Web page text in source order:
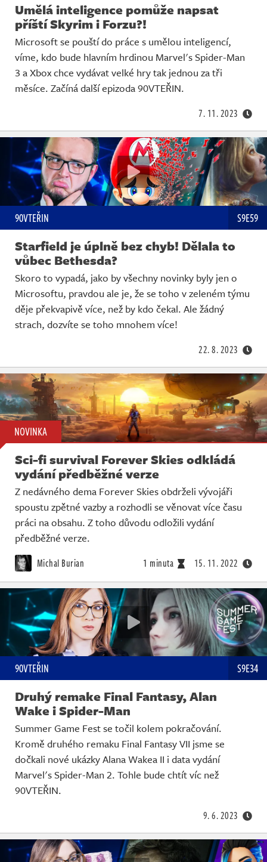
Umělá inteligence pomůže napsat
příští Skyrim i Forzu?!
Microsoft se pouští do práce s umělou inteligencí,
víme, kdo bude hlavním hrdinou Marvel's Spider-Man
3 a Xbox chce vydávat velké hry tak jednou za tři
měsíce. Začíná další epizoda 90VTEŘIN.
7. 11. 2023
90VTEŘIN S9E59
Starfield je úplně bez chyb! Dělala to
vůbec Bethesda?
Skoro to vypadá, jako by všechny novinky byly jen o
Microsoftu, pravdou ale je, že se toho v zeleném týmu
děje překvapivě více, než by kdo čekal. Ale žádný
strach, dozvíte se toho mnohem více!
22. 8. 2023
NOVINKA
Sci-fi survival Forever Skies odkládá
vydání předběžné verze
Z nedávného dema Forever Skies obdrželi vývojáři
spoustu zpětné vazby a rozhodli se věnovat více času
práci na obsahu. Z toho důvodu odložili vydání
předběžné verze.
Michal Burian 1 minuta 15. 11. 2022
90VTEŘIN S9E34
Druhý remake Final Fantasy, Alan
Wake i Spider-Man
Summer Game Fest se točil kolem pokračování.
Kromě druhého remaku Final Fantasy VII jsme se
dočkali nové ukázky Alana Wakea II i data vydání
Marvel's Spider-Man 2. Tohle bude chtít víc než
90VTEŘIN.
9. 6. 2023